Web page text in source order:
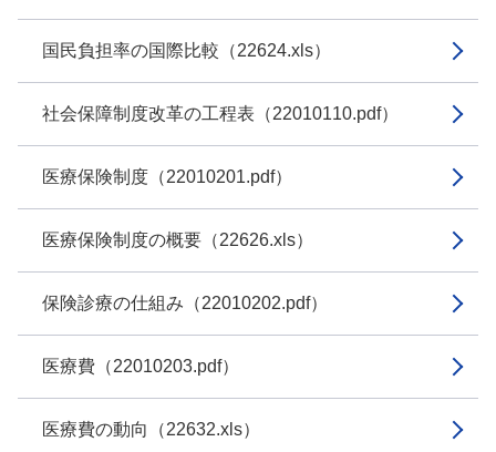
国民負担率の国際比較（22624.xls）
社会保障制度改革の工程表（22010110.pdf）
医療保険制度（22010201.pdf）
医療保険制度の概要（22626.xls）
保険診療の仕組み（22010202.pdf）
医療費（22010203.pdf）
医療費の動向（22632.xls）